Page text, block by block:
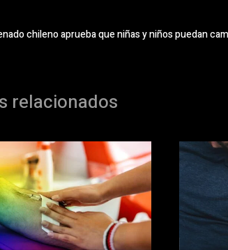
chileno aprueba que niñas y niños puedan
relacionados